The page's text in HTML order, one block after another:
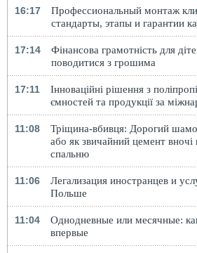
16:17
Профессиональный монтаж
стандарты, этапы и гарантии
17:14
Фінансова грамотність для
поводитися з грошима
17:11
Інноваційні рішення з
ємностей та продукції за
11:08
Тріщина-вбивця: Дорогий
або як звичайний цемент вночі
спальню
11:06
Легализация иностранцев и
Польше
11:04
Однодневные или месячные:
впервые